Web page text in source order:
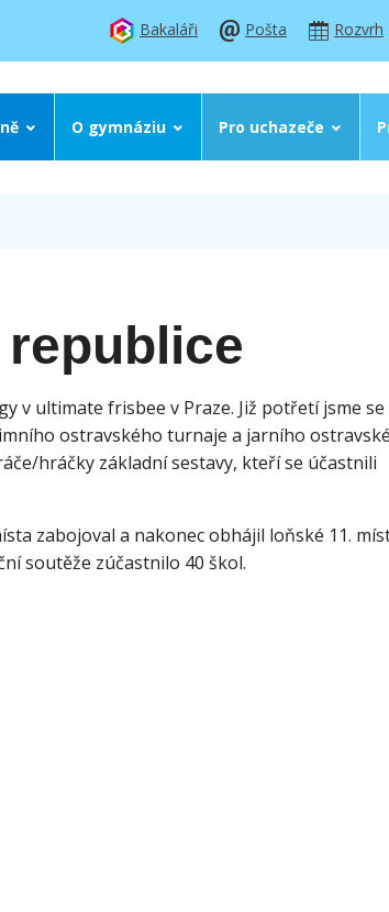
Bakaláři Pošta Rozvrh
O gymnáziu Pro uchazeče
v ultimate frisbee v Praze. Již potřetí jsme se
ostravského turnaje a jarního
hráčky základní sestavy, kteří se účastnili
zabojoval a nakonec obhájil loňské 11.
soutěže zúčastnilo 40 škol.